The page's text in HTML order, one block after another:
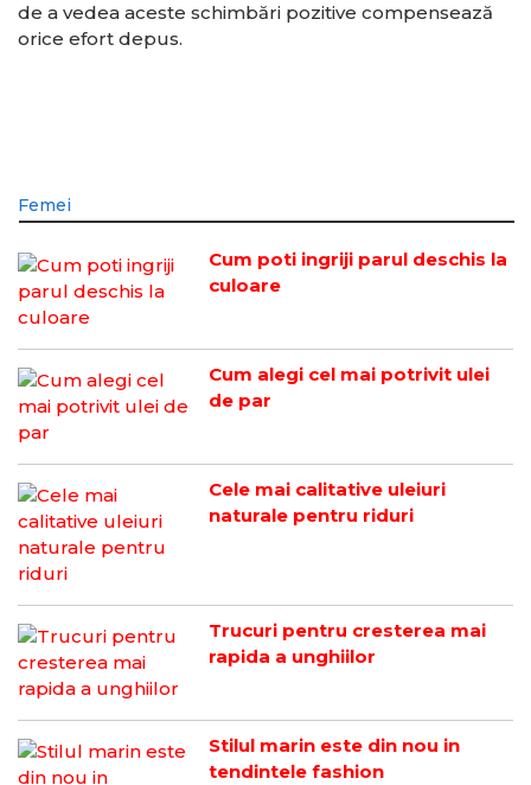
de a vedea aceste schimbări pozitive compensează
orice efort depus.
Femei
Cum poti ingriji parul deschis la
culoare
Cum alegi cel mai potrivit ulei
de par
Cele mai calitative uleiuri
naturale pentru riduri
Trucuri pentru cresterea mai
rapida a unghiilor
Stilul marin este din nou in
tendintele fashion